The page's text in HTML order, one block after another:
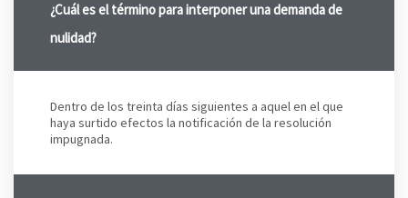
¿Cuál es el término para interponer una demanda de
nulidad?
Dentro de los treinta días siguientes a aquel en el que
haya surtido efectos la notificación de la resolución
impugnada.